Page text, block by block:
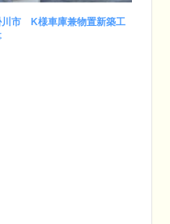
川市 K様車庫兼物置新築工